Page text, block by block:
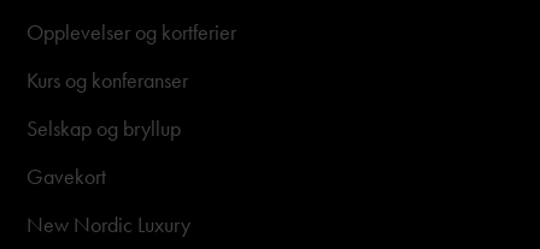
Opplevelser og kortferier
Kurs og konferanser
Selskap og bryllup
Gavekort
New Nordic Luxury